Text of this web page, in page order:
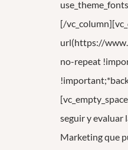
[/
url(https://
no-repeat
seguir y evaluar
Marketing que